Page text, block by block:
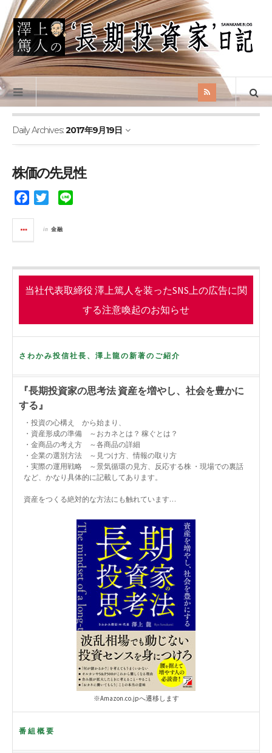
Daily Archives:2017年9月19日
株価の先見性
e
o
o
e
r
in 金融
当社代表取締役 澤上篤人を装ったSNS上の広告に関
する注意喚起のお知らせ
さわかみ投信社長、澤上龍の新著のご紹介
『長期投資家の思考法 資産を増やし、社会を豊かに
する』
・投資の心構え から始まり、
・資産形成の準備 ～おカネとは？ 稼ぐとは？
・金商品の考え方 ～各商品の詳細
・企業の選別方法 ～見つけ方、情報の取り方
・実際の運用戦略 ～景気循環の見方、反応する株 ・現場での裏話
など、かなり具体的に記載してあります。
資産をつくる絶対的な方法にも触れています…
※Amazon.co.jpへ遷移します
番組概要